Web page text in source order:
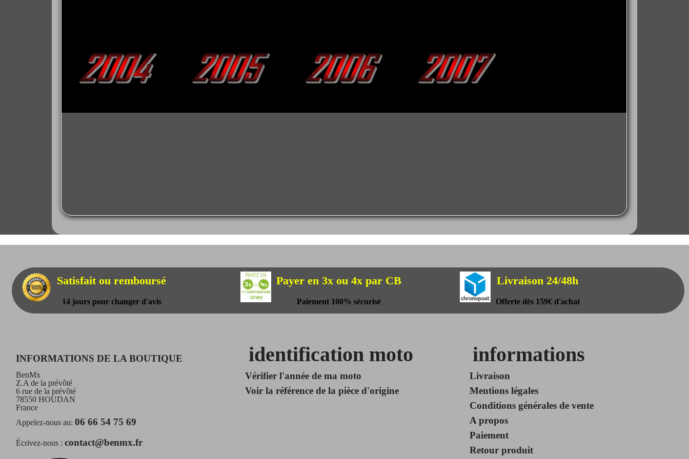
Satisfait ou remboursé
14 jours pour changer d'avis
Payer en 3x ou 4x par CB
Paiement 100% sécurisé
Livraison 24/48h
Offerte dès 159€ d'achat
INFORMATIONS DE LA BOUTIQUE
BenMx
Z.A de la prévôté
6 rue de la prévôté
78550 HOUDAN
France
Appelez-nous au: 06 66 54 75 69
Écrivez-nous : contact@benmx.fr
identification moto
Vérifier l'année de ma moto
Voir la référence de la pièce d'origine
informations
Livraison
Mentions légales
Conditions générales de vente
A propos
Paiement
Retour produit